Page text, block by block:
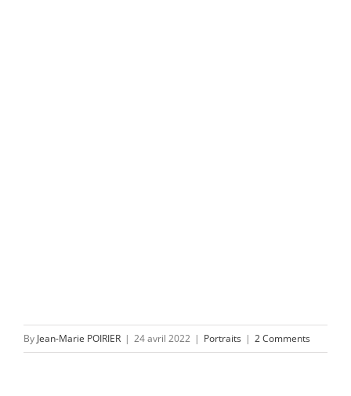
ByJean-Marie POIRIER | 24 avril 2022 | Portraits | 2 Comments